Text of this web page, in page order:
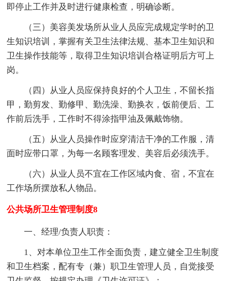
即停止工作并及时进行健康检查，明确诊断。
（三）美容美发场所从业人员应完成规定学时的卫
生知识培训，掌握有关卫生法律法规、基本卫生知识和
卫生操作技能等，取得卫生知识培训合格证明后方可上
岗。
（四）从业人员应保持良好的个人卫生，不留长指
甲，勤剪发、勤修甲、勤洗澡、勤换衣，饭前便后、工
作前后洗手，工作时不得涂指甲油及佩戴饰物。
（五）从业人员操作时应穿清洁干净的工作服，清
面时应带口罩，为每一名顾客理发、美容后必须洗手。
（六）从业人员不宜在工作区域内食、宿，不宜在
工作场所摆放私人物品。
公共场所卫生管理制度8
一、经理/负责人职责：
1、对本单位卫生工作全面负责，建立健全卫生制度
和卫生档案，配有专（兼）职卫生管理人员，自觉接受